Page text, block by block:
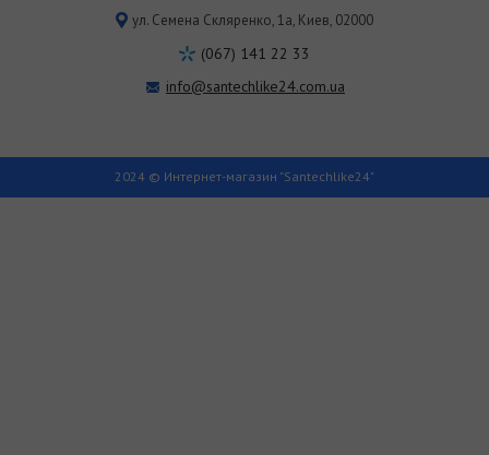
ул. Семена Скляренко, 1a, Киев, 02000
(067) 141 22 33
info@santechlike24.com.ua
2024 © Интернет-магазин "Santechlike24"